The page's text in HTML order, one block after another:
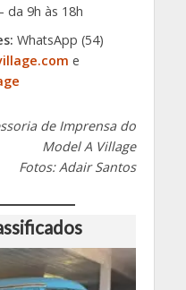
da 9h às 18h
WhatsApp (54)
e
de Imprensa do
Model A Village
Fotos: Adair Santos